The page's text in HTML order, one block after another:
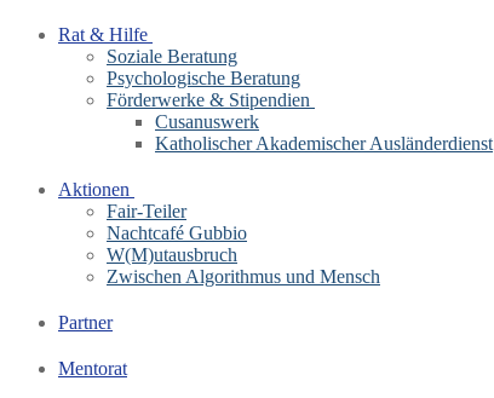
Rat & Hilfe
Soziale Beratung
Psychologische Beratung
Förderwerke & Stipendien
Cusanuswerk
Katholischer Akademischer Ausländerdienst
Aktionen
Fair-Teiler
Nachtcafé Gubbio
W(M)utausbruch
Zwischen Algorithmus und Mensch
Partner
Mentorat